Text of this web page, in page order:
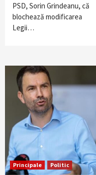
PSD, Sorin Grindeanu, că
blochează modificarea
Legii…
Principale Politic